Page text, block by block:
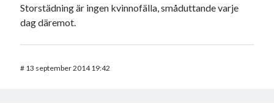
Storstädning är ingen kvinnofälla, småduttande varje
dag däremot.
# 13 september 2014 19:42